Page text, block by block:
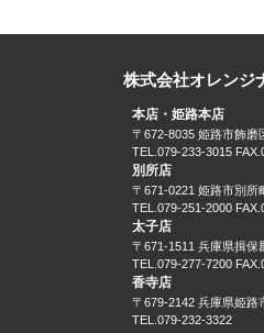
株式会社オレンジ
本店・姫路本店
〒672-8035 姫路市飾磨
TEL.079-233-3015
別所店
〒671-0221 姫路市別所
TEL.079-251-2000
太子店
〒671-1511 兵庫県揖保
TEL.079-277-7200
香寺店
〒679-2142 兵庫県姫路
TEL.079-232-3322